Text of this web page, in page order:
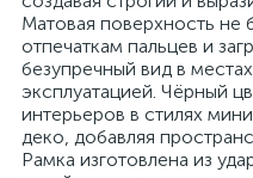
Матовая поверхность не
отпечаткам пальцев и
безупречный вид в
эксплуатацией. Чёрный
интерьеров в стилях
деко, добавляя
Рамка изготовлена из